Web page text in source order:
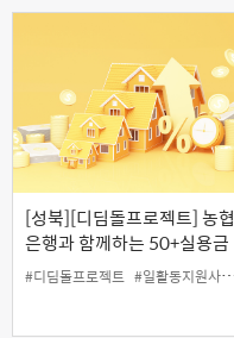
[성북][디딤돌프로젝트] 농협
은행과 함께하는 50+실용금
융 '인문학으로 배우는 부동산
투자방법'
#디딤돌프로젝트 #일활동지원사업